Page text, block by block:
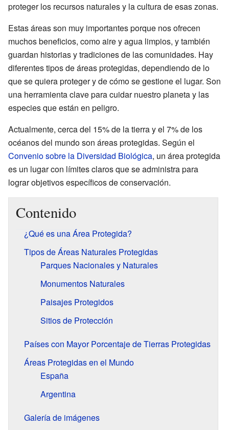
proteger los recursos naturales y la cultura de esas zonas.
Estas áreas son muy importantes porque nos ofrecen
muchos beneficios, como aire y agua limpios, y también
guardan historias y tradiciones de las comunidades. Hay
diferentes tipos de áreas protegidas, dependiendo de lo
que se quiera proteger y de cómo se gestione el lugar. Son
una herramienta clave para cuidar nuestro planeta y las
especies que están en peligro.
Actualmente, cerca del 15% de la tierra y el 7% de los
océanos del mundo son áreas protegidas. Según el
Convenio sobre la Diversidad Biológica, un área protegida
es un lugar con límites claros que se administra para
lograr objetivos específicos de conservación.
Contenido
¿Qué es una Área Protegida?
Tipos de Áreas Naturales Protegidas
Parques Nacionales y Naturales
Monumentos Naturales
Paisajes Protegidos
Sitios de Protección
Países con Mayor Porcentaje de Tierras Protegidas
Áreas Protegidas en el Mundo
España
Argentina
Galería de imágenes